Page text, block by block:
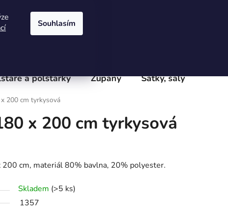
Souhlasím
KOŠÍK
a polštářky Župany Šátky, šály
200 cm tyrkysová
x 200 cm tyrkysová
cm, materiál 80% bavlna, 20% polyester.
Skladem (>5 ks)
1357